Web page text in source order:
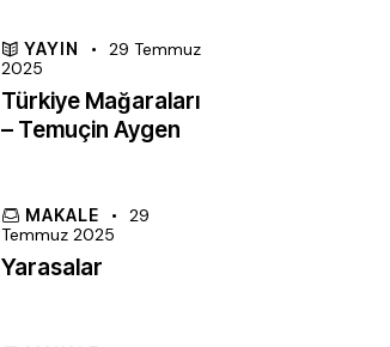
YAYIN
29 Temmuz
2025
Türkiye Mağaraları
– Temuçin Aygen
MAKALE
29
Temmuz 2025
Yarasalar